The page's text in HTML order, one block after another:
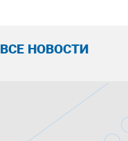
ВСЕ НОВОСТИ